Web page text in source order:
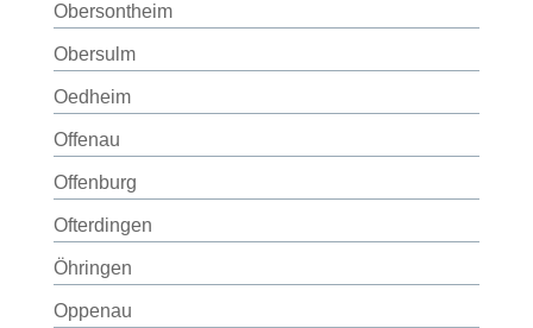
Obersontheim
Obersulm
Oedheim
Offenau
Offenburg
Ofterdingen
Öhringen
Oppenau